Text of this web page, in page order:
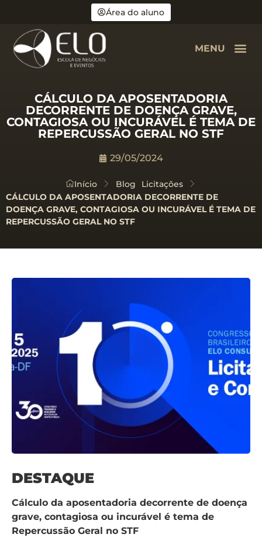
Área do aluno
MENU
CÁLCULO DA APOSENTADORIA
DECORRENTE DE DOENÇA GRAVE,
CONTAGIOSA OU INCURÁVEL É TEMA DE
REPERCUSSÃO GERAL NO STF
29/05/2024
Início Blog
Licitações
CÁLCULO DA APOSENTADORIA DECORRENTE DE
DOENÇA GRAVE, CONTAGIOSA OU INCURÁVEL É TEMA DE
REPERCUSSÃO GERAL NO STF
DESTAQUE
Cálculo da aposentadoria decorrente de doença
grave, contagiosa ou incurável é tema de
Repercussão Geral no STF